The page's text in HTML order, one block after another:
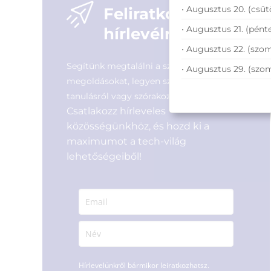
Garanciaidő:
60 hónap
ÁFA: 27%
Azonosító:
41534
Garanciaidő:60 hónap
Azonosító:51128
36 590Ft
Feliratkozás
hírlevélre
Segítünk megtalálni a számodra legjobb
megoldásokat, legyen szó munkáról,
tanulásról vagy szórakozásról!
Csatlakozz hírleveles
közösségünkhöz, és hozd ki a
maximumot a tech-világ
lehetőségeiből!
Hírlevelünkről bármikor leiratkozhatsz.
• Augusztus 20.
• Augusztus 21.
• Augusztus 22.
• Augusztus 29.